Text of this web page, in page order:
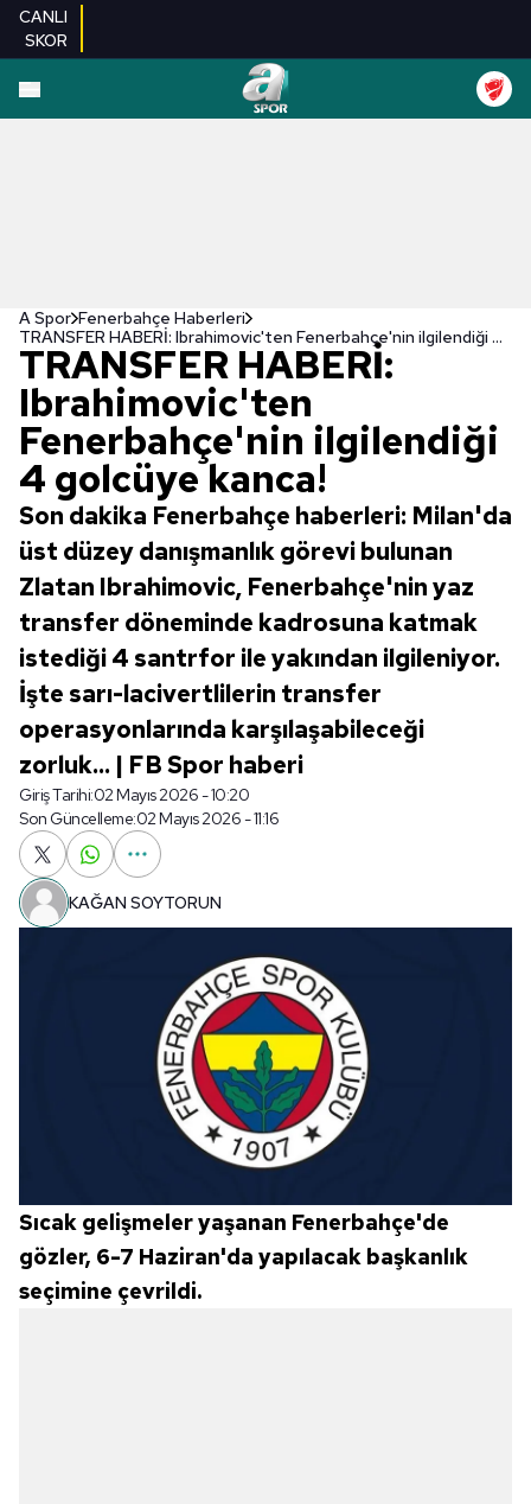
CANLI
SKOR
A Spor Fenerbahçe Haberleri
TRANSFER HABERİ: Ibrahimovic'ten Fenerbahçe'nin ilgilendiği 4 golcüye kanca!
TRANSFER HABERİ:
Ibrahimovic'ten
Fenerbahçe'nin ilgilendiği
4 golcüye kanca!
Son dakika Fenerbahçe haberleri: Milan'da
üst düzey danışmanlık görevi bulunan
Zlatan Ibrahimovic, Fenerbahçe'nin yaz
transfer döneminde kadrosuna katmak
istediği 4 santrfor ile yakından ilgileniyor.
İşte sarı-lacivertlilerin transfer
operasyonlarında karşılaşabileceği
zorluk... | FB Spor haberi
Giriş Tarihi:02 Mayıs 2026 - 10:20
Son Güncelleme:02 Mayıs 2026 - 11:16
KAĞAN SOYTORUN
Sıcak gelişmeler yaşanan Fenerbahçe'de
gözler, 6-7 Haziran'da yapılacak başkanlık
seçimine çevrildi.